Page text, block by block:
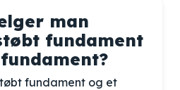
man
fundament
fundament og et